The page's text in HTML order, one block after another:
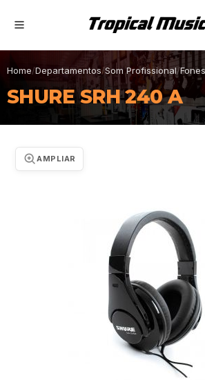
Home/Departamentos/Som Profissional/
SHURE SRH 240 A
AMPLIAR